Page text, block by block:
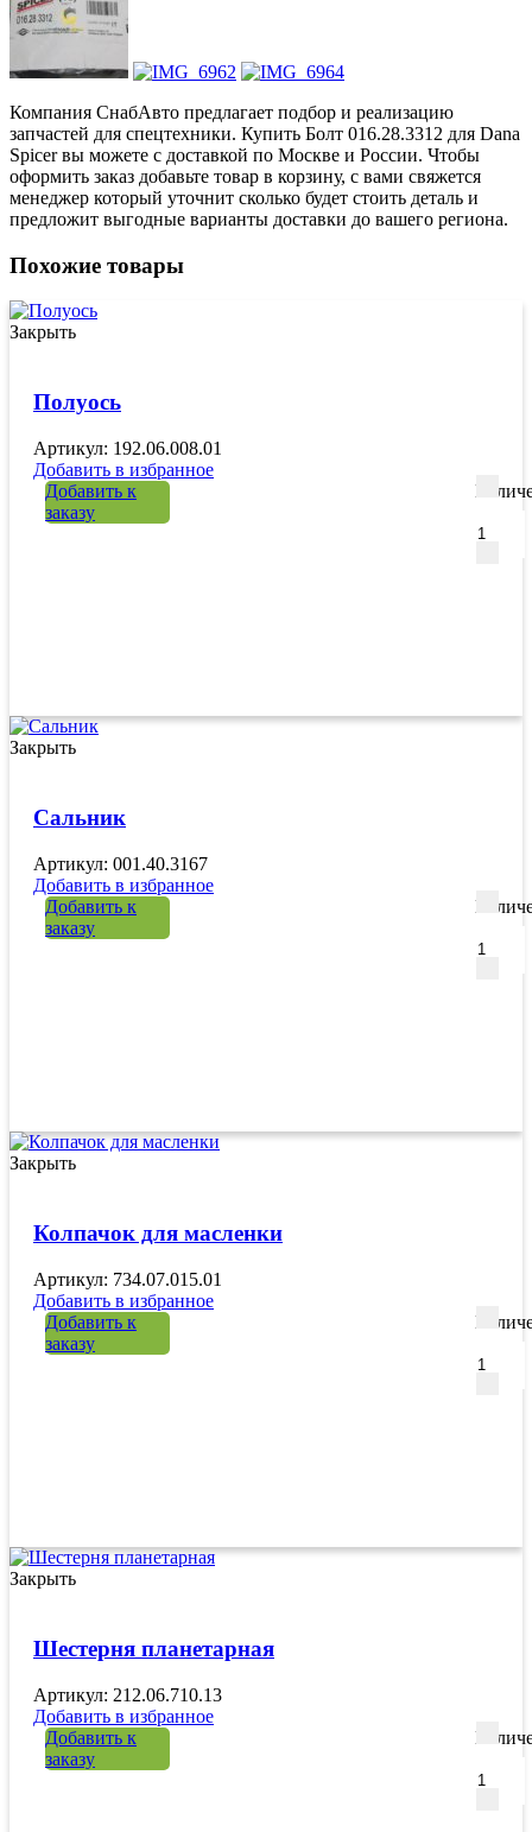
Компания СнабАвто предлагает подбор и реализацию
запчастей для спецтехники. Купить Болт 016.28.3312 для Dana
Spicer вы можете с доставкой по Москве и России. Чтобы
оформить заказ добавьте товар в корзину, с вами свяжется
менеджер который уточнит сколько будет стоить деталь и
предложит выгодные варианты доставки до вашего региона.
Похожие товары
Закрыть
Полуось
Артикул: 192.06.008.01
Добавить в избранное
Добавить к
заказу
Закрыть
Сальник
Артикул: 001.40.3167
Добавить в избранное
Добавить к
заказу
Закрыть
Колпачок для масленки
Артикул: 734.07.015.01
Добавить в избранное
Добавить к
заказу
Закрыть
Шестерня планетарная
Артикул: 212.06.710.13
Добавить в избранное
Добавить к
заказу